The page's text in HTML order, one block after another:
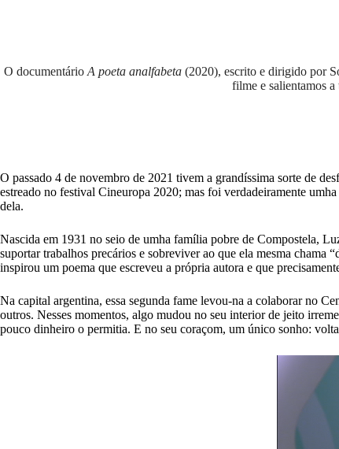
O documentário A poeta analfabeta (2020), escrito e dirigido por
filme e salientamos
O passado 4 de novembro de 2021 tivem a grandíssima sorte de
estreado no festival Cineuropa 2020; mas foi verdadeiramente
dela.
Nascida em 1931 no seio de umha família pobre de Compostela,
suportar trabalhos precários e sobreviver ao que ela mesma chama
inspirou um poema que escreveu a própria autora e que
Na capital argentina, essa segunda fame levou-na a colaborar no
outros. Nesses momentos, algo mudou no seu interior de jeito
pouco dinheiro o permitia. E no seu coraçom, um único sonho: